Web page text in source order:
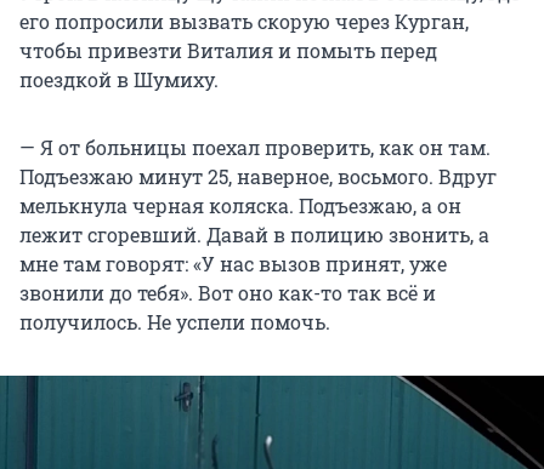
его попросили вызвать скорую через Курган,
чтобы привезти Виталия и помыть перед
поездкой в Шумиху.
— Я от больницы поехал проверить, как он там.
Подъезжаю минут 25, наверное, восьмого. Вдруг
мелькнула черная коляска. Подъезжаю, а он
лежит сгоревший. Давай в полицию звонить, а
мне там говорят: «У нас вызов принят, уже
звонили до тебя». Вот оно как-то так всё и
получилось. Не успели помочь.